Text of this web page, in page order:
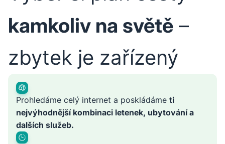
kamkoliv na světě –
zbytek je zařízený
Prohledáme celý internet a poskládáme ti
nejvýhodnější kombinaci letenek, ubytování a
dalších služeb.